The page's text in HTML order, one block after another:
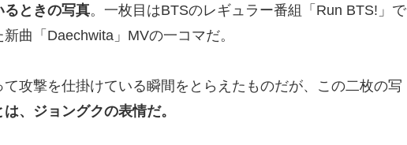
るときの写真。一枚目はBTSのレギュラー番組「Run BTS!」で
曲「Daechwita」MVの一コマだ。
攻撃を仕掛けている瞬間をとらえたものだが、この二枚の写
、ジョングクの表情だ。